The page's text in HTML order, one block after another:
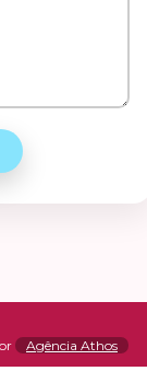
Agência Athos